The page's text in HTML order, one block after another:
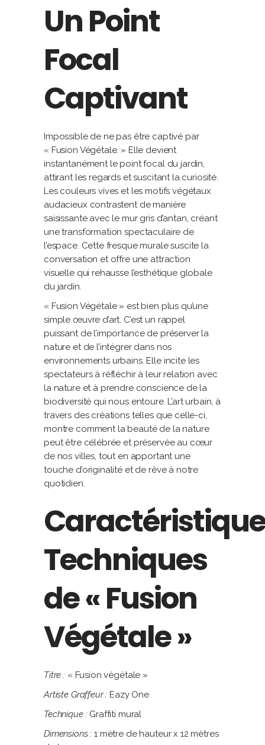
Un Point
Focal
Captivant
Impossible de ne pas être captivé par
« Fusion Végétale. » Elle devient
instantanément le point focal du jardin,
attirant les regards et suscitant la curiosité.
Les couleurs vives et les motifs végétaux
audacieux contrastent de manière
saisissante avec le mur gris d’antan, créant
une transformation spectaculaire de
l’espace. Cette fresque murale suscite la
conversation et offre une attraction
visuelle qui rehausse l’esthétique globale
du jardin.
« Fusion Végétale » est bien plus qu’une
simple œuvre d’art. C’est un rappel
puissant de l’importance de préserver la
nature et de l’intégrer dans nos
environnements urbains. Elle incite les
spectateurs à réfléchir à leur relation avec
la nature et à prendre conscience de la
biodiversité qui nous entoure. L’art urbain, à
travers des créations telles que celle-ci,
montre comment la beauté de la nature
peut être célébrée et préservée au cœur
de nos villes, tout en apportant une
touche d’originalité et de rêve à notre
quotidien.
Techniques
de « Fusion
Végétale »
Titre :« Fusion végétale »
Artiste Graffeur : Eazy One
Technique :Graffiti mural
Dimensions : 1 mètre de hauteur x 12 mètres